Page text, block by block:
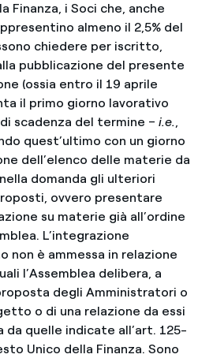
Finanza, i Soci che, anche
almeno il 2,5% del
chiedere per iscritto,
pubblicazione del presente
(ossia entro il 19 aprile
il primo giorno lavorativo
scadenza del termine – i.e.,
quest’ultimo con un giorno
dell’elenco delle materie da
domanda gli ulteriori
ovvero presentare
su materie già all’ordine
L’integrazione
non è ammessa in relazione
l’Assemblea delibera, a
degli Amministratori o
o di una relazione da essi
da quelle indicate all’art. 125-
Unico della Finanza. Sono